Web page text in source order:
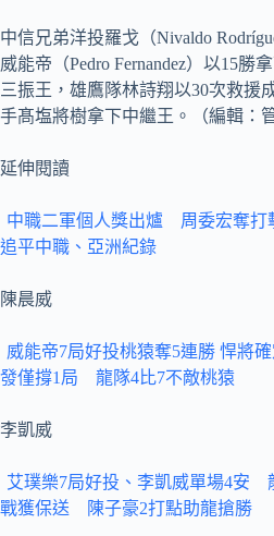
中信兄弟洋投羅戈（Nivaldo
威能帝（Pedro Fernandez）以15勝
三振王，雄鷹隊林詩翔以30次救援
手髙塩將樹拿下中繼王。（編輯：
延伸閱讀
中職二軍個人獎出爐 周委宏奪打
追平中職、亞洲紀錄
陳晨威
威能帝7局好投桃猿奪5連勝 悍將
發僅撐1局 龍隊4比7不敵桃猿
李凱威
艾璞樂7局好投、李凱威單場4安
戰獲保送 陳子豪2打點助龍搶勝